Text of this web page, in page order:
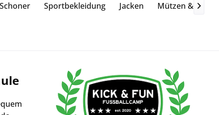
Sportbekleidung Jacken Mützen & 